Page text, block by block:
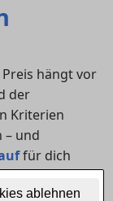
ablehnen
Preis hängt vor
der
Kriterien
– und
für dich
ist).